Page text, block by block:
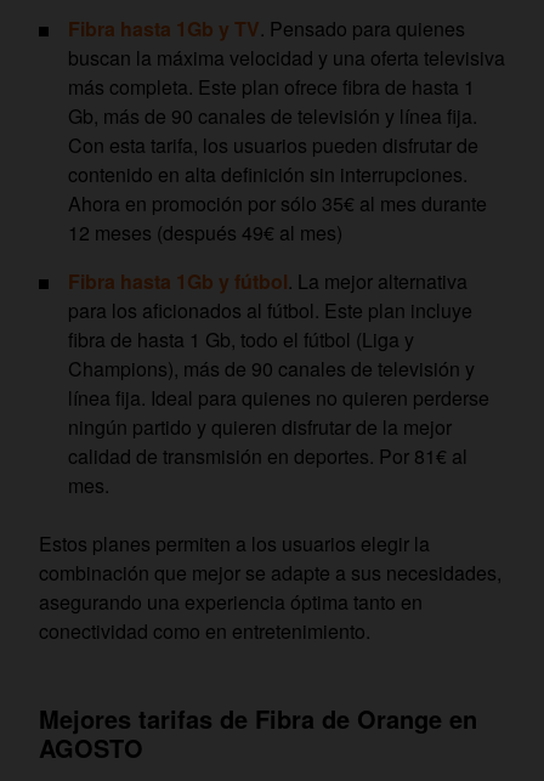
Fibra hasta 1Gb y TV. Pensado para quienes
buscan la máxima velocidad y una oferta televisiva
más completa. Este plan ofrece fibra de hasta 1
Gb, más de 90 canales de televisión y línea fija.
Con esta tarifa, los usuarios pueden disfrutar de
contenido en alta definición sin interrupciones.
Ahora en promoción por sólo 35€ al mes durante
12 meses (después 49€ al mes)
Fibra hasta 1Gb y fútbol. La mejor alternativa
para los aficionados al fútbol. Este plan incluye
fibra de hasta 1 Gb, todo el fútbol (Liga y
Champions), más de 90 canales de televisión y
línea fija. Ideal para quienes no quieren perderse
ningún partido y quieren disfrutar de la mejor
calidad de transmisión en deportes. Por 81€ al
mes.
Estos planes permiten a los usuarios elegir la
combinación que mejor se adapte a sus necesidades,
asegurando una experiencia óptima tanto en
conectividad como en entretenimiento.
Mejores tarifas de Fibra de Orange en
AGOSTO